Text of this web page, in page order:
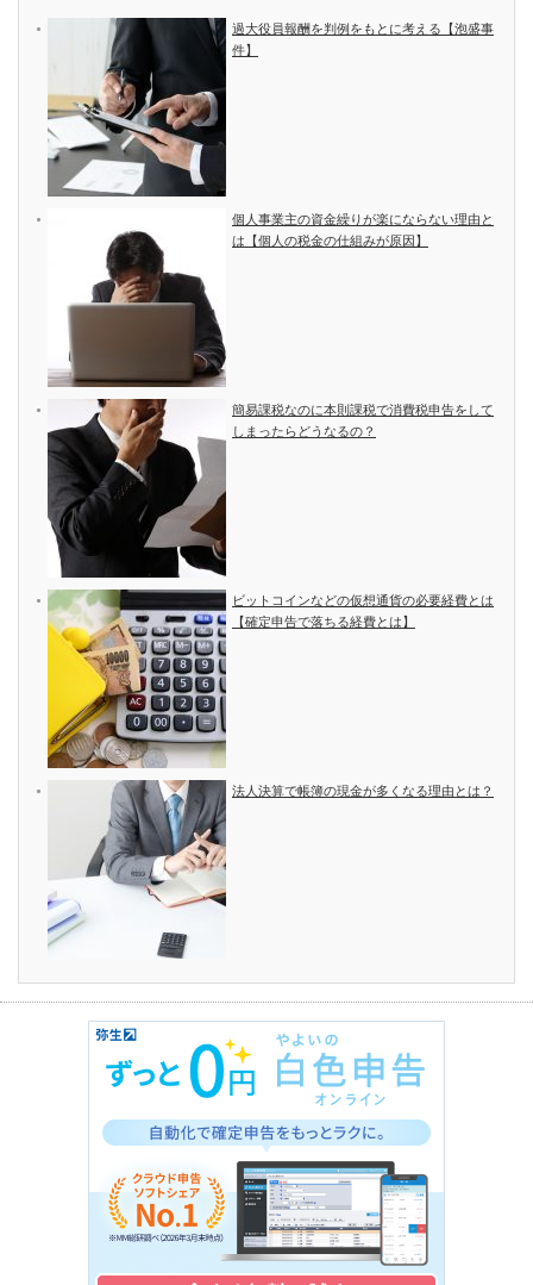
過大役員報酬を判例をもとに考える【泡盛事
件】
個人事業主の資金繰りが楽にならない理由と
は【個人の税金の仕組みが原因】
簡易課税なのに本則課税で消費税申告をして
しまったらどうなるの？
ビットコインなどの仮想通貨の必要経費とは
【確定申告で落ちる経費とは】
法人決算で帳簿の現金が多くなる理由とは？